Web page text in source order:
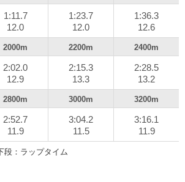
り込みを図るところ、ジャスティン
く交わして先頭。そのまま後続との差
ープボンドに2.1/2馬身差を付けて優勝
3分16秒1(稍重)。
がゴール前で追い込み3着に浮上。タ
ーナーで競走中止、アフリカンゴール
走を中止した。
1:11.7
12.0
1:23.7
12.0
1:36.3
12.6
2000m 2200m 2400m
2:02.0
12.9
2:15.3
13.3
2:28.5
13.2
2800m 3000m 3200m
2:52.7
11.9
3:04.2
11.5
3:16.1
11.9
段：ラップタイム